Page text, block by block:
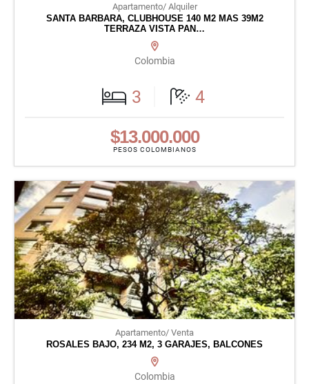
Apartamento/ Alquiler
SANTA BARBARA, CLUBHOUSE 140 M2 MAS 39M2
TERRAZA VISTA PAN…
Colombia
3 4
$13.000.000
PESOS COLOMBIANOS
Apartamento/ Venta
ROSALES BAJO, 234 M2, 3 GARAJES, BALCONES
Colombia